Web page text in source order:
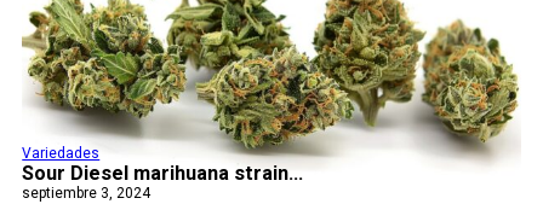
Sour Diesel marihuana strain...
Variedades
septiembre 3, 2024